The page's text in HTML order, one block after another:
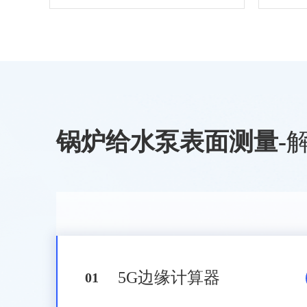
锅炉给水泵表面测量-
01 5G边缘计算器